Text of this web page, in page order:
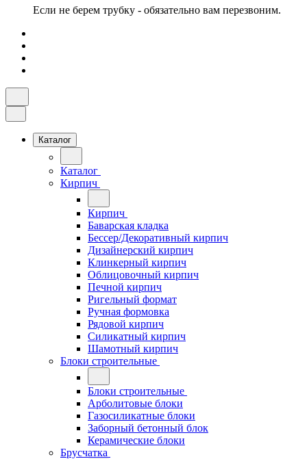
Если не берем трубку - обязательно вам перезвоним.
Каталог
Каталог
Кирпич
Кирпич
Баварская кладка
Бессер/Декоративный кирпич
Дизайнерский кирпич
Клинкерный кирпич
Облицовочный кирпич
Печной кирпич
Ригельный формат
Ручная формовка
Рядовой кирпич
Силикатный кирпич
Шамотный кирпич
Блоки строительные
Блоки строительные
Арболитовые блоки
Газосиликатные блоки
Заборный бетонный блок
Керамические блоки
Брусчатка